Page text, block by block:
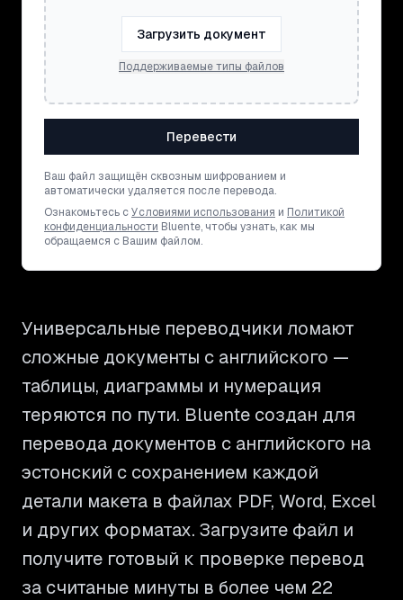
Загрузить документ
Поддерживаемые типы файлов
Перевести
Ваш файл защищён сквозным шифрованием и
автоматически удаляется после перевода.
Ознакомьтесь сУсловиями использования и Политикой
конфиденциальности Bluente, чтобы узнать, как мы
обращаемся с Вашим файлом.
Универсальные переводчики ломают
сложные документы с английского —
таблицы, диаграммы и нумерация
теряются по пути. Bluente создан для
перевода документов с английского на
эстонский с сохранением каждой
детали макета в файлах PDF, Word, Excel
и других форматах. Загрузите файл и
получите готовый к проверке перевод
за считаные минуты в более чем 22